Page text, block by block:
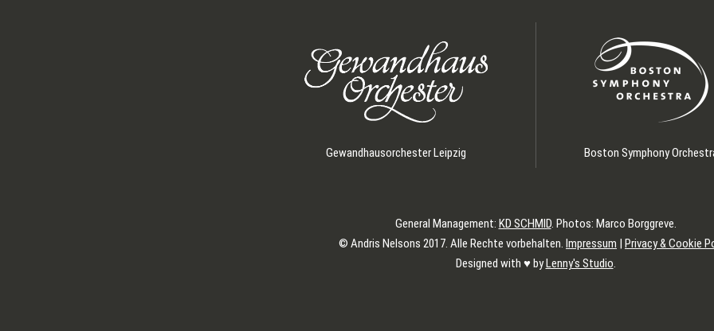
Gewandhausorchester Leipzig Boston Symphony
General Management: KD SCHMID. Photos: Marco Borggreve.
© Andris Nelsons 2017. Alle Rechte vorbehalten. Impressum | Privacy & Cookie
Designed with ♥︎ byLenny's Studio.